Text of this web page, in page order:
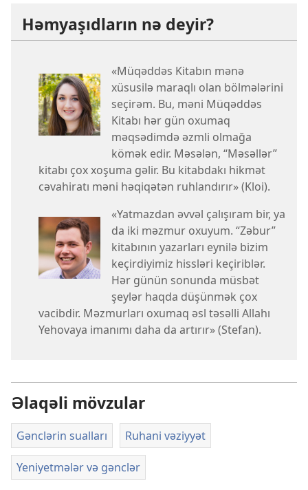
Həmyaşıdların nə deyir?
«Müqəddəs Kitabın mənə
xüsusilə maraqlı olan bölmələrini
seçirəm. Bu, məni Müqəddəs
Kitabı hər gün oxumaq
məqsədimdə əzmli olmağa
kömək edir. Məsələn, “Məsəllər”
kitabı çox xoşuma gəlir. Bu kitabdakı hikmət
cəvahiratı məni həqiqətən ruhlandırır» (Kloi).
«Yatmazdan əvvəl çalışıram bir, ya
da iki məzmur oxuyum. “Zəbur”
kitabının yazarları eynilə bizim
keçirdiyimiz hissləri keçiriblər.
Hər günün sonunda müsbət
şeylər haqda düşünmək çox
vacibdir. Məzmurları oxumaq əsl təsəlli Allahı
Yehovaya imanımı daha da artırır» (Stefan).
Əlaqəli mövzular
Gənclərin sualları Ruhani vəziyyət
Yeniyetmələr və gənclər